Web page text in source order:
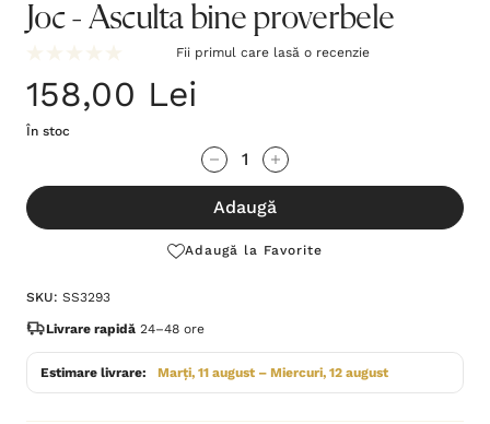
Joc - Asculta bine proverbele
Fii primul care lasă o recenzie
158,00 Lei
În stoc
te!
Stocul
Adaugă
Adaugă la Favorite
SKU: SS3293
Livrare rapidă 24–48 ore
Estimare livrare: Marți, 11 august – Miercuri, 12 august